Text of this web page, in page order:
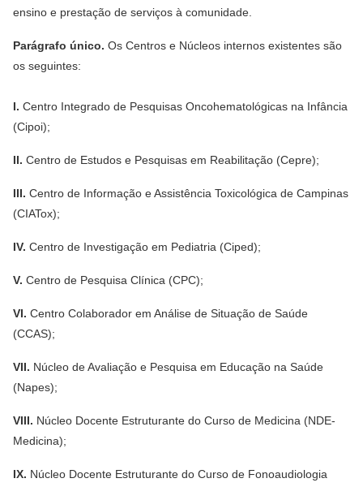
ensino e prestação de serviços à comunidade.
Parágrafo único. Os Centros e Núcleos internos existentes são
os seguintes:
I. Centro Integrado de Pesquisas Oncohematológicas na Infância
(Cipoi);
II. Centro de Estudos e Pesquisas em Reabilitação (Cepre);
III. Centro de Informação e Assistência Toxicológica de Campinas
(CIATox);
IV. Centro de Investigação em Pediatria (Ciped);
V. Centro de Pesquisa Clínica (CPC);
VI. Centro Colaborador em Análise de Situação de Saúde
(CCAS);
VII. Núcleo de Avaliação e Pesquisa em Educação na Saúde
(Napes);
VIII. Núcleo Docente Estruturante do Curso de Medicina (NDE-
Medicina);
IX. Núcleo Docente Estruturante do Curso de Fonoaudiologia